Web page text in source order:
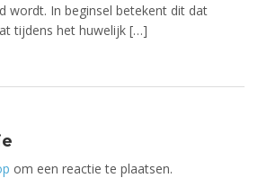
wordt. In beginsel betekent dit dat
tijdens het huwelijk […]
om een reactie te plaatsen.